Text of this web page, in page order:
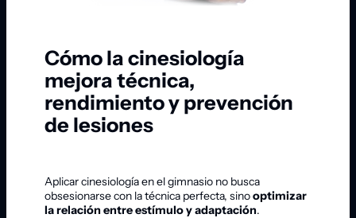
Cómo la cinesiología
mejora técnica,
rendimiento y prevención
de lesiones
Aplicar cinesiología en el gimnasio no busca
obsesionarse con la técnica perfecta, sinooptimizar
la relación entre estímulo y adaptación.